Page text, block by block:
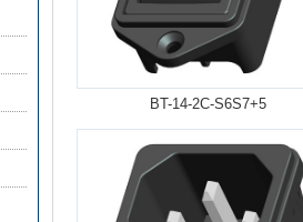
BT-14-2C-S6S7+5